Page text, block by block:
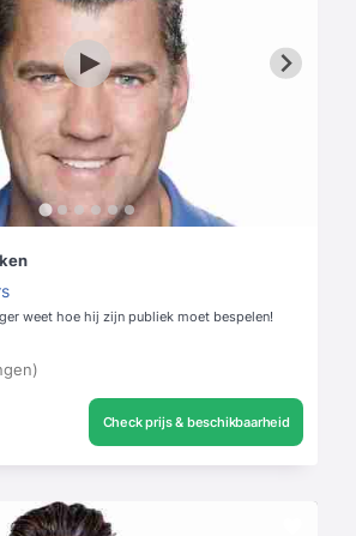
weet hoe hij zijn publiek moet bespelen!
Check prijs & beschikbaarheid